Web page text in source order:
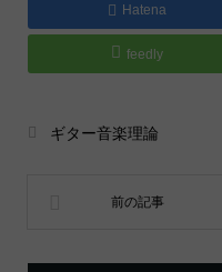
Hatena
feedly
ギター音楽理論